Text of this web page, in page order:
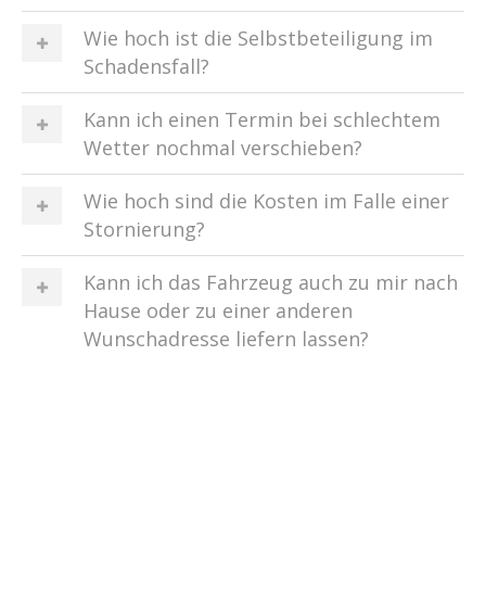
Wie hoch ist die Selbstbeteiligung im
Schadensfall?
Kann ich einen Termin bei schlechtem
Wetter nochmal verschieben?
Wie hoch sind die Kosten im Falle einer
Stornierung?
Kann ich das Fahrzeug auch zu mir nach
Hause oder zu einer anderen
Wunschadresse liefern lassen?